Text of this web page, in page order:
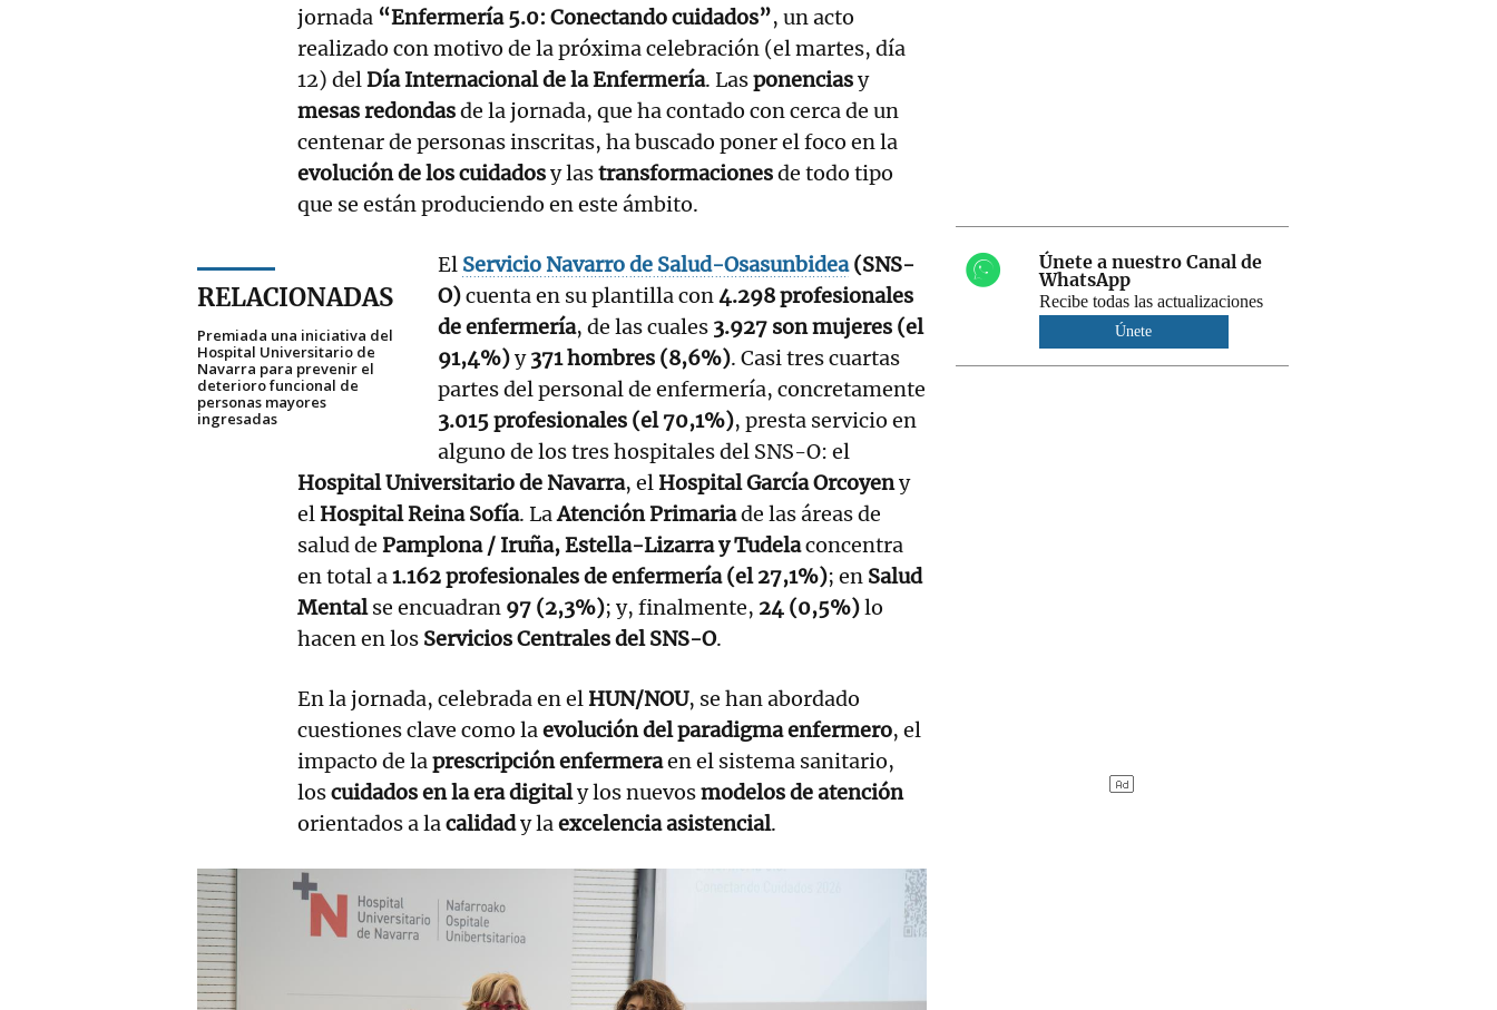
jornada “Enfermería 5.0: Conectando cuidados”, un acto
realizado con motivo de la próxima celebración (el martes, día
12) delDía Internacional de la Enfermería. Lasponenciasy
mesas redondasde la jornada, que ha contado con cerca de un
centenar de personas inscritas, ha buscado poner el foco en la
evolución de los cuidadosy lastransformacionesde todo tipo
que se están produciendo en este ámbito.
RELACIONADAS
Premiada una iniciativa del
Hospital Universitario de
Navarra para prevenir el
deterioro funcional de
personas mayores
ingresadas
El Servicio Navarro de Salud-Osasunbidea(SNS-
O)cuenta en su plantilla con4.298 profesionales
de enfermería, de las cuales 3.927 son mujeres (el
91,4%)y371 hombres (8,6%). Casi tres cuartas
partes del personal de enfermería, concretamente
3.015 profesionales (el 70,1%), presta servicio en
alguno de los tres hospitales del SNS-O: el
Hospital Universitario de Navarra, el Hospital García Orcoyeny
el Hospital Reina Sofía. LaAtención Primariade las áreas de
salud de Pamplona / Iruña, Estella-Lizarra y Tudelaconcentra
en total a1.162 profesionales de enfermería (el 27,1%); en Salud
Mentalse encuadran 97 (2,3%); y, finalmente, 24 (0,5%)lo
hacen en los Servicios Centrales del SNS-O.
En la jornada, celebrada en el HUN/NOU, se han abordado
cuestiones clave como laevolución del paradigma enfermero, el
impacto de laprescripción enfermeraen el sistema sanitario,
loscuidados en la era digitaly los nuevosmodelos de atención
orientados a lacalidady laexcelencia asistencial.
Únete a nuestro Canal de
WhatsApp
Recibe todas las actualizaciones
Únete